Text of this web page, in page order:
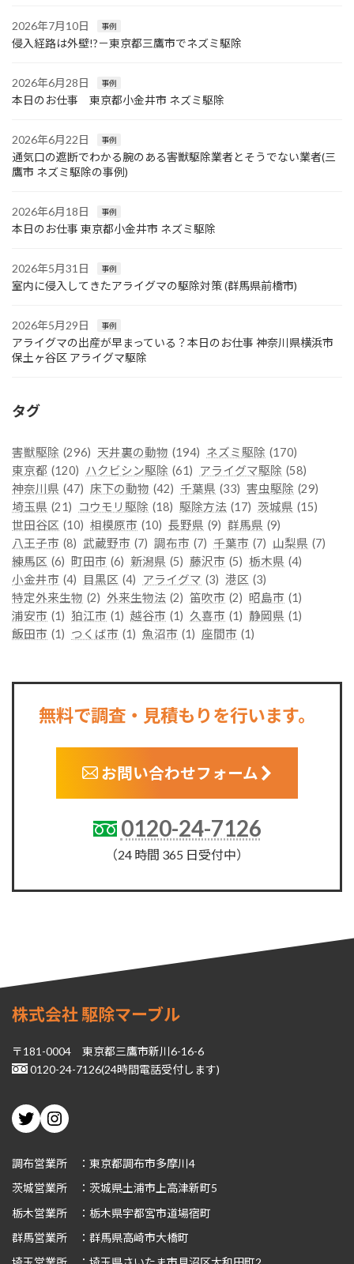
2026年7月10日 事例
侵入経路は外壁!?－東京都三鷹市でネズミ駆除
2026年6月28日 事例
本日のお仕事 東京都小金井市 ネズミ駆除
2026年6月22日 事例
通気口の遮断でわかる腕のある害獣駆除業者とそうでない業者(三
鷹市 ネズミ駆除の事例)
2026年6月18日 事例
本日のお仕事 東京都小金井市 ネズミ駆除
2026年5月31日 事例
室内に侵入してきたアライグマの駆除対策 (群馬県前橋市)
2026年5月29日 事例
アライグマの出産が早まっている？本日のお仕事 神奈川県横浜市
保土ヶ谷区 アライグマ駆除
タグ
害獣駆除 (296) 天井裏の動物 (194) ネズミ駆除 (170)
東京都 (120) ハクビシン駆除 (61) アライグマ駆除 (58)
神奈川県 (47) 床下の動物 (42) 千葉県 (33) 害虫駆除 (29)
埼玉県 (21) コウモリ駆除 (18) 駆除方法 (17) 茨城県 (15)
世田谷区 (10) 相模原市 (10) 長野県 (9) 群馬県 (9)
八王子市 (8) 武蔵野市 (7) 調布市 (7) 千葉市 (7) 山梨県 (7)
練馬区 (6) 町田市 (6) 新潟県 (5) 藤沢市 (5) 栃木県 (4)
小金井市 (4) 目黒区 (4) アライグマ (3) 港区 (3)
特定外来生物 (2) 外来生物法 (2) 笛吹市 (2) 昭島市 (1)
浦安市 (1) 狛江市 (1) 越谷市 (1) 久喜市 (1) 静岡県 (1)
飯田市 (1) つくば市 (1) 魚沼市 (1) 座間市 (1)
無料で調査・見積もりを行います。
お問い合わせフォーム
0120-24-7126
（24 時間 365 日受付中）
株式会社 駆除マーブル
〒181-0004 東京都三鷹市新川6-16-6
0120-24-7126(24時間電話受付します)
TwitterInstagram
調布営業所 ：東京都調布市多摩川4
茨城営業所 ：茨城県土浦市上高津新町5
栃木営業所 ：栃木県宇都宮市道場宿町
群馬営業所 ：群馬県高崎市大橋町